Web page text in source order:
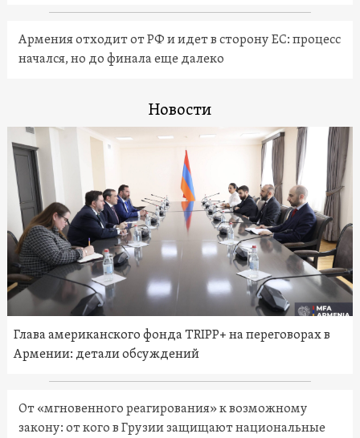
Армения отходит от РФ и идет в сторону ЕС: процесс
начался, но до финала еще далеко
Новости
Глава американского фонда TRIPP+ на переговорах в
Армении: детали обсуждений
От «мгновенного реагирования» к возможному
закону: от кого в Грузии защищают национальные